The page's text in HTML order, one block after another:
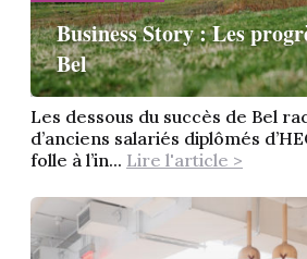
Business Story : Les
Bel
Les dessous du succès de Bel
d’anciens salariés diplômés
folle à l’in... Lire l'article >